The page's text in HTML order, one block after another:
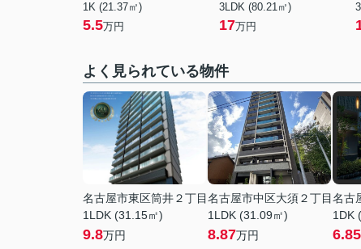
1K (21.37㎡)
5.5万円
3LDK (80.21㎡)
17万円
よく見られている物件
名古屋市東区筒井２丁目
1LDK (31.15㎡)
9.8万円
名古屋市中区大須２丁目
1LDK (31.09㎡)
8.87万円
名古
1DK
6.85